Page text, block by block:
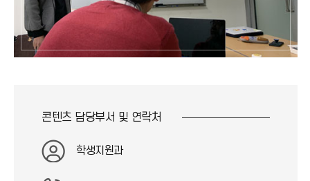
콘텐츠 담당부서 및 연락처
학생지원과